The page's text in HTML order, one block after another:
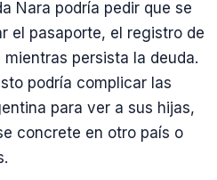
Nara podría pedir que se
el pasaporte, el registro de
persista la deuda.
podría complicar las
para ver a sus hijas,
concrete en otro país o